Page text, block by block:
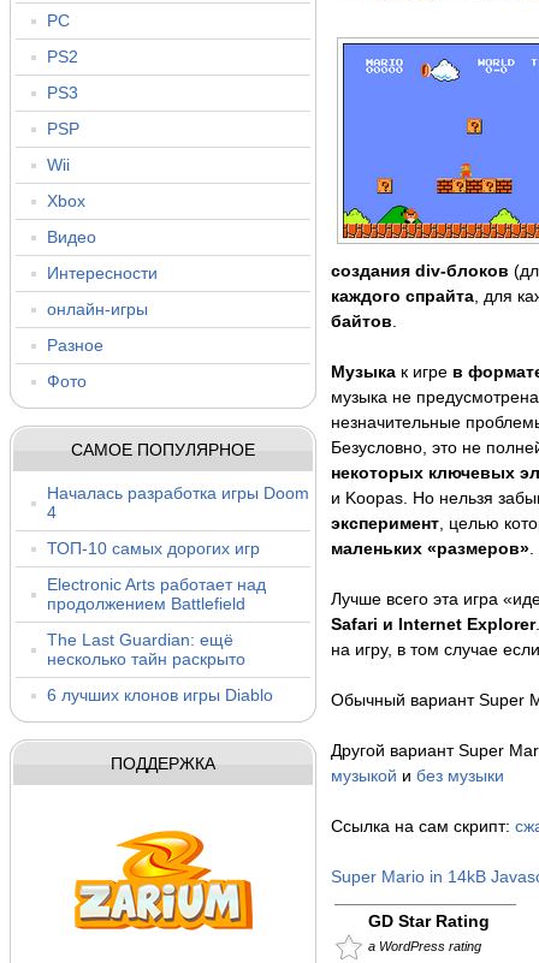
PC
PS2
PS3
PSP
Wii
Xbox
Видео
Интересности
онлайн-игры
Разное
Фото
САМОЕ ПОПУЛЯРНОЕ
Началась разработка игры Doom
4
ТОП-10 самых дорогих игр
Electronic Arts работает над
продолжением Battlefield
The Last Guardian: ещё
несколько тайн раскрыто
6 лучших клонов игры Diablo
ПОДДЕРЖКА
создания div-блоков
каждого спрайта, для
байтов.
Музыка к игре в
музыка не
незначительные
Безусловно, это не
некоторых ключевых
и Koopas. Но нельзя
эксперимент, целью
маленьких «размеров».
Лучше всего эта игра
Safari и Internet Explorer
на игру, в том случае
Обычный вариант Super
Другой вариант Super
музыкой и без музыки
Ссылка на сам скрипт:
Super Mario in 14kB
GD Star Rating
a WordPress rating